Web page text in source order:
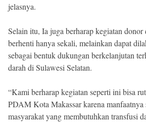
jelasnya.
Selain itu, Ia juga berharap kegiatan donor
berhenti hanya sekali, melainkan dapat
sebagai bentuk dukungan berkelanjutan
darah di Sulawesi Selatan.
“Kami berharap kegiatan seperti ini bisa
PDAM Kota Makassar karena manfaatnya
masyarakat yang membutuhkan transfusi